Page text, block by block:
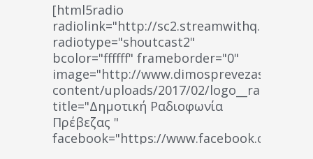
[html5radio
radiolink="http://
radiotype="shoutcast2"
bcolor="ffffff" frameborder="0"
image="http://www.dimosprevezas.gr/wp-
content/uploads/2017/02/
title="Δημοτική Ραδιοφωνία
Πρέβεζας "
facebook="https://www.facebook.com/